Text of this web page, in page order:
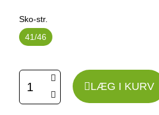
Sko-str.
41/46
LÆG I KURV